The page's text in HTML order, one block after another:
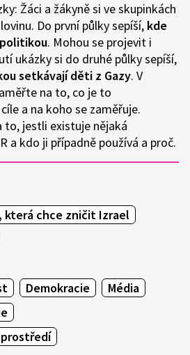
Žáci a žákyně si ve skupinkách
Do první půlky sepíší, kde
. Mohou se projevit i
ukázky si do druhé půlky sepíší,
setkávají děti z Gazy. V
na to, co je to
a na koho se zaměřuje.
to, jestli existuje nějaká
a kdo ji případně používá a proč.
která chce zničit Izrael
Demokracie
Média